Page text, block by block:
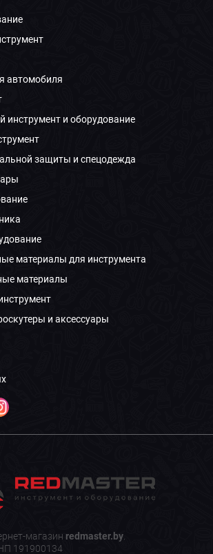
автомобиля
инструмент и оборудование
защиты и спецодежда
материалы для инструмента
материалы
и аксессуары
магазин redmaster.by.
191900134